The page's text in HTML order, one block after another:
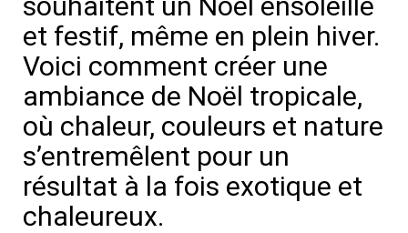
et festif, même en plein hiver.
Voici comment créer une
ambiance de Noël tropicale,
où chaleur, couleurs et nature
s’entremêlent pour un
résultat à la fois exotique et
chaleureux.